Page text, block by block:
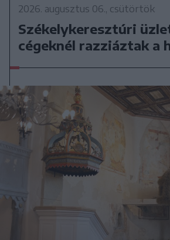
2026. augusztus 06., csütörtök
Székelykeresztúri
cégeknél razziáztak a